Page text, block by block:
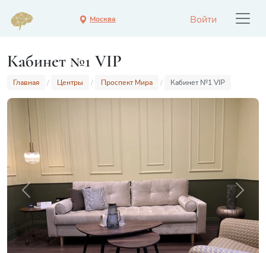
Москва Войти
Кабинет №1 VIP
Главная Центры Проспект Мира Кабинет №1 VIP
Previous Next